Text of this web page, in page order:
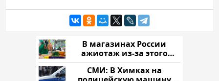
В магазинах России
ажиотаж из-за этого
продукта: что купить?
СМИ: В Химках на